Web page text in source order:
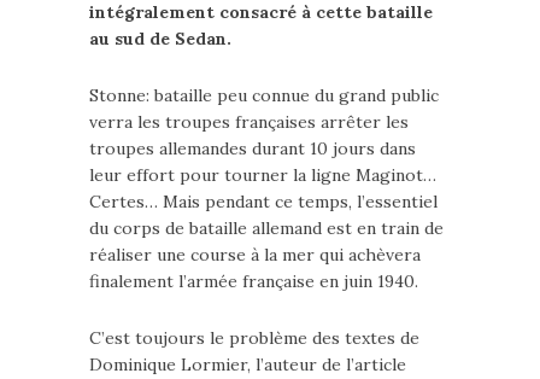
intégralement consacré à cette bataille
au sud de Sedan.
Stonne: bataille peu connue du grand public
verra les troupes françaises arrêter les
troupes allemandes durant 10 jours dans
leur effort pour tourner la ligne Maginot…
Certes… Mais pendant ce temps, l’essentiel
du corps de bataille allemand est en train de
réaliser une course à la mer qui achèvera
finalement l’armée française en juin 1940.
C’est toujours le problème des textes de
Dominique Lormier, l’auteur de l’article